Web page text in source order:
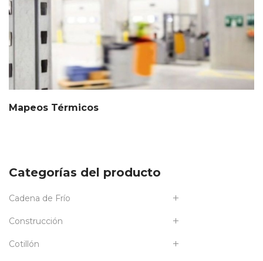
Mapeos Térmicos
Categorías del producto
Cadena de Frío
Construcción
Cotillón